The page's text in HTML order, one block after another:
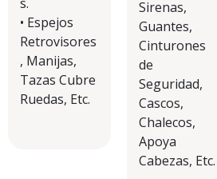
• Espejos
Retrovisores
, Manijas,
Tazas Cubre
Ruedas, Etc.
Sirenas,
Guantes,
Cinturones
de
Seguridad,
Cascos,
Chalecos,
Apoya
Cabezas, Etc.